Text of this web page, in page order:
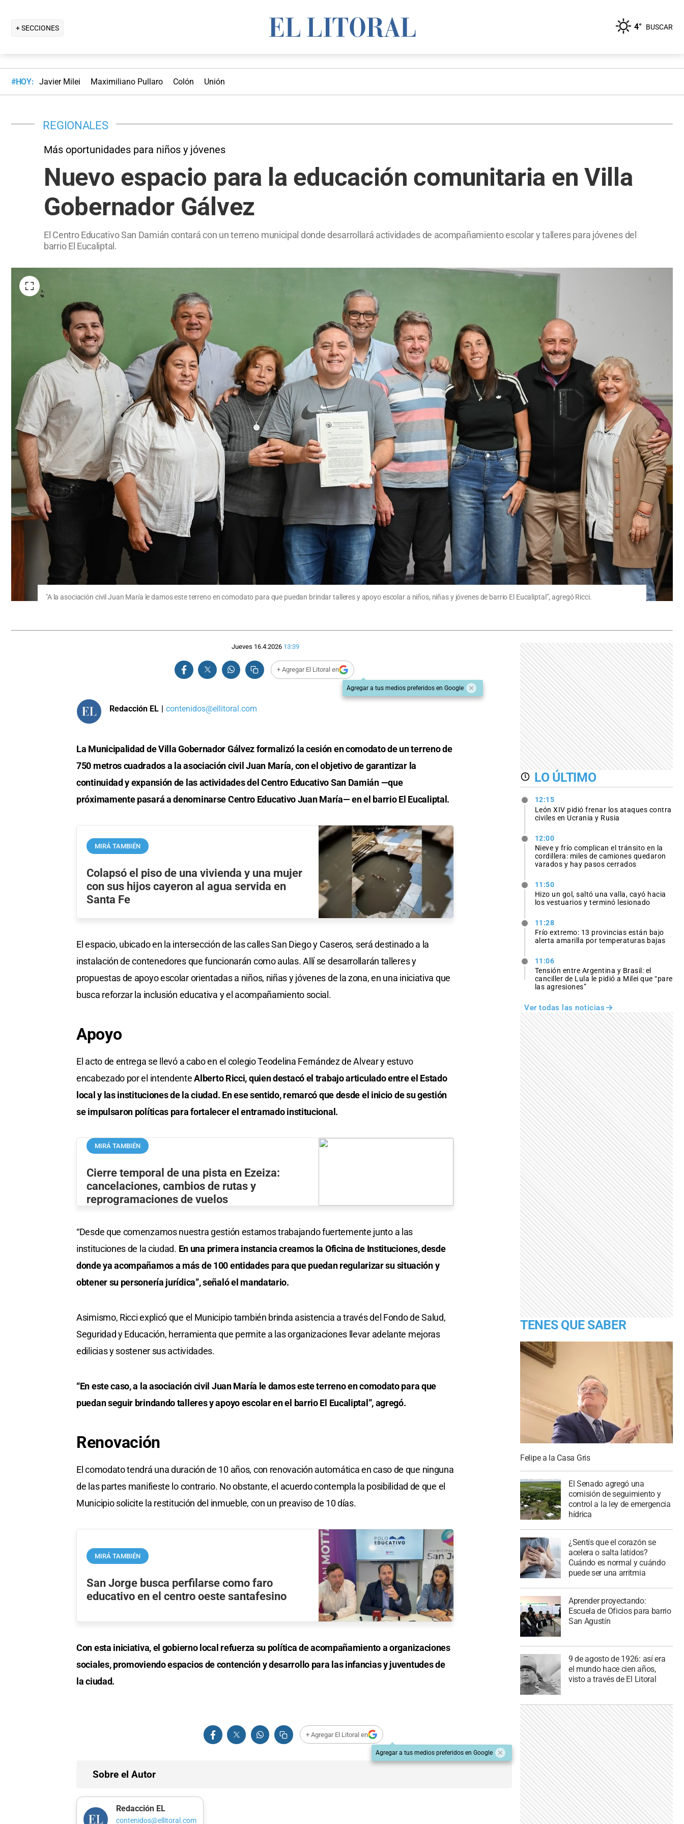
+ SECCIONES 4° BUSCAR
#HOY: Javier Milei Maximiliano Pullaro Colón Unión
REGIONALES
Más oportunidades para niños y jóvenes
Nuevo espacio para la educación comunitaria en Villa
Gobernador Gálvez
El Centro Educativo San Damián contará con un terreno municipal donde desarrollará actividades de acompañamiento escolar y talleres para jóvenes del
barrio El Eucaliptal.
"A la asociación civil Juan María le damos este terreno en comodato para que puedan brindar talleres y apoyo escolar a niños, niñas y jóvenes de barrio El Eucaliptal”, agregó Ricci.
Jueves 16.4.2026 13:39
+ Agregar El Litoral en
Agregar a tus medios preferidos en Google
Redacción EL | contenidos@ellitoral.com
La Municipalidad de Villa Gobernador Gálvez formalizó la cesión en comodato de un terreno de
750 metros cuadrados a la asociación civil Juan María, con el objetivo de garantizar la
continuidad y expansión de las actividades del Centro Educativo San Damián —que
próximamente pasará a denominarse Centro Educativo Juan María— en el barrio El Eucaliptal.
MIRÁ TAMBIÉN
Colapsó el piso de una vivienda y una mujer
con sus hijos cayeron al agua servida en
Santa Fe
El espacio, ubicado en la intersección de las calles San Diego y Caseros, será destinado a la
instalación de contenedores que funcionarán como aulas. Allí se desarrollarán talleres y
propuestas de apoyo escolar orientadas a niños, niñas y jóvenes de la zona, en una iniciativa que
busca reforzar la inclusión educativa y el acompañamiento social.
Apoyo
El acto de entrega se llevó a cabo en el colegio Teodelina Fernández de Alvear y estuvo
encabezado por el intendenteAlberto Ricci, quien destacó el trabajo articulado entre el Estado
local y las instituciones de la ciudad. En ese sentido, remarcó que desde el inicio de su gestión
se impulsaron políticas para fortalecer el entramado institucional.
MIRÁ TAMBIÉN
Cierre temporal de una pista en Ezeiza:
cancelaciones, cambios de rutas y
reprogramaciones de vuelos
“Desde que comenzamos nuestra gestión estamos trabajando fuertemente junto a las
instituciones de la ciudad. En una primera instancia creamos la Oficina de Instituciones, desde
donde ya acompañamos a más de 100 entidades para que puedan regularizar su situación y
obtener su personería jurídica”, señaló el mandatario.
Asimismo, Ricci explicó que el Municipio también brinda asistencia a través del Fondo de Salud,
Seguridad y Educación, herramienta que permite a las organizaciones llevar adelante mejoras
edilicias y sostener sus actividades.
“En este caso, a la asociación civil Juan María le damos este terreno en comodato para que
puedan seguir brindando talleres y apoyo escolar en el barrio El Eucaliptal”, agregó.
Renovación
El comodato tendrá una duración de 10 años, con renovación automática en caso de que ninguna
de las partes manifieste lo contrario. No obstante, el acuerdo contempla la posibilidad de que el
Municipio solicite la restitución del inmueble, con un preaviso de 10 días.
MIRÁ TAMBIÉN
San Jorge busca perfilarse como faro
educativo en el centro oeste santafesino
Con esta iniciativa, el gobierno local refuerza su política de acompañamiento a organizaciones
sociales, promoviendo espacios de contención y desarrollo para las infancias y juventudes de
la ciudad.
+ Agregar El Litoral en
Agregar a tus medios preferidos en Google
Sobre el Autor
Redacción EL
contenidos@ellitoral.com
LO ÚLTIMO
12:15
León XIV pidió frenar los ataques contra
civiles en Ucrania y Rusia
12:00
Nieve y frío complican el tránsito en la
cordillera: miles de camiones quedaron
varados y hay pasos cerrados
11:50
Hizo un gol, saltó una valla, cayó hacia
los vestuarios y terminó lesionado
11:28
Frío extremo: 13 provincias están bajo
alerta amarilla por temperaturas bajas
11:06
Tensión entre Argentina y Brasil: el
canciller de Lula le pidió a Milei que “pare
las agresiones”
Ver todas las noticias
TENES QUE SABER
Felipe a la Casa Gris
El Senado agregó una
comisión de seguimiento y
control a la ley de emergencia
hídrica
¿Sentís que el corazón se
acelera o salta latidos?
Cuándo es normal y cuándo
puede ser una arritmia
Aprender proyectando:
Escuela de Oficios para barrio
San Agustín
9 de agosto de 1926: así era
el mundo hace cien años,
visto a través de El Litoral